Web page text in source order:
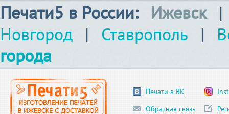
Печати5 в России: Ижевск
|
Новгород
| Ставрополь |
города
Печати в ВК
Обратная связь